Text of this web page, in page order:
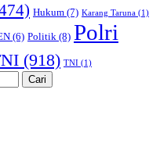
Hukum (7) Karang Taruna (1)
(6) Politik (8) Polri
(918) TNI (1)